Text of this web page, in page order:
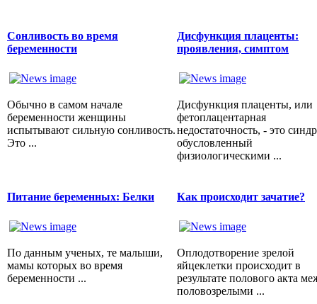
Сонливость во время
беременности
Обычно в самом начале
беременности женщины
испытывают сильную сонливость.
Это ...
Дисфункция плаценты:
проявления, симптом
Дисфункция плаценты, или
фетоплацентарная
недостаточность, - это
обусловленный
физиологическими ...
Питание беременных: Белки
По данным ученых, те малыши,
мамы которых во время
беременности ...
Как происходит зачатие?
Оплодотворение зрелой
яйцеклетки происходит в
результате полового акта
половозрелыми ...